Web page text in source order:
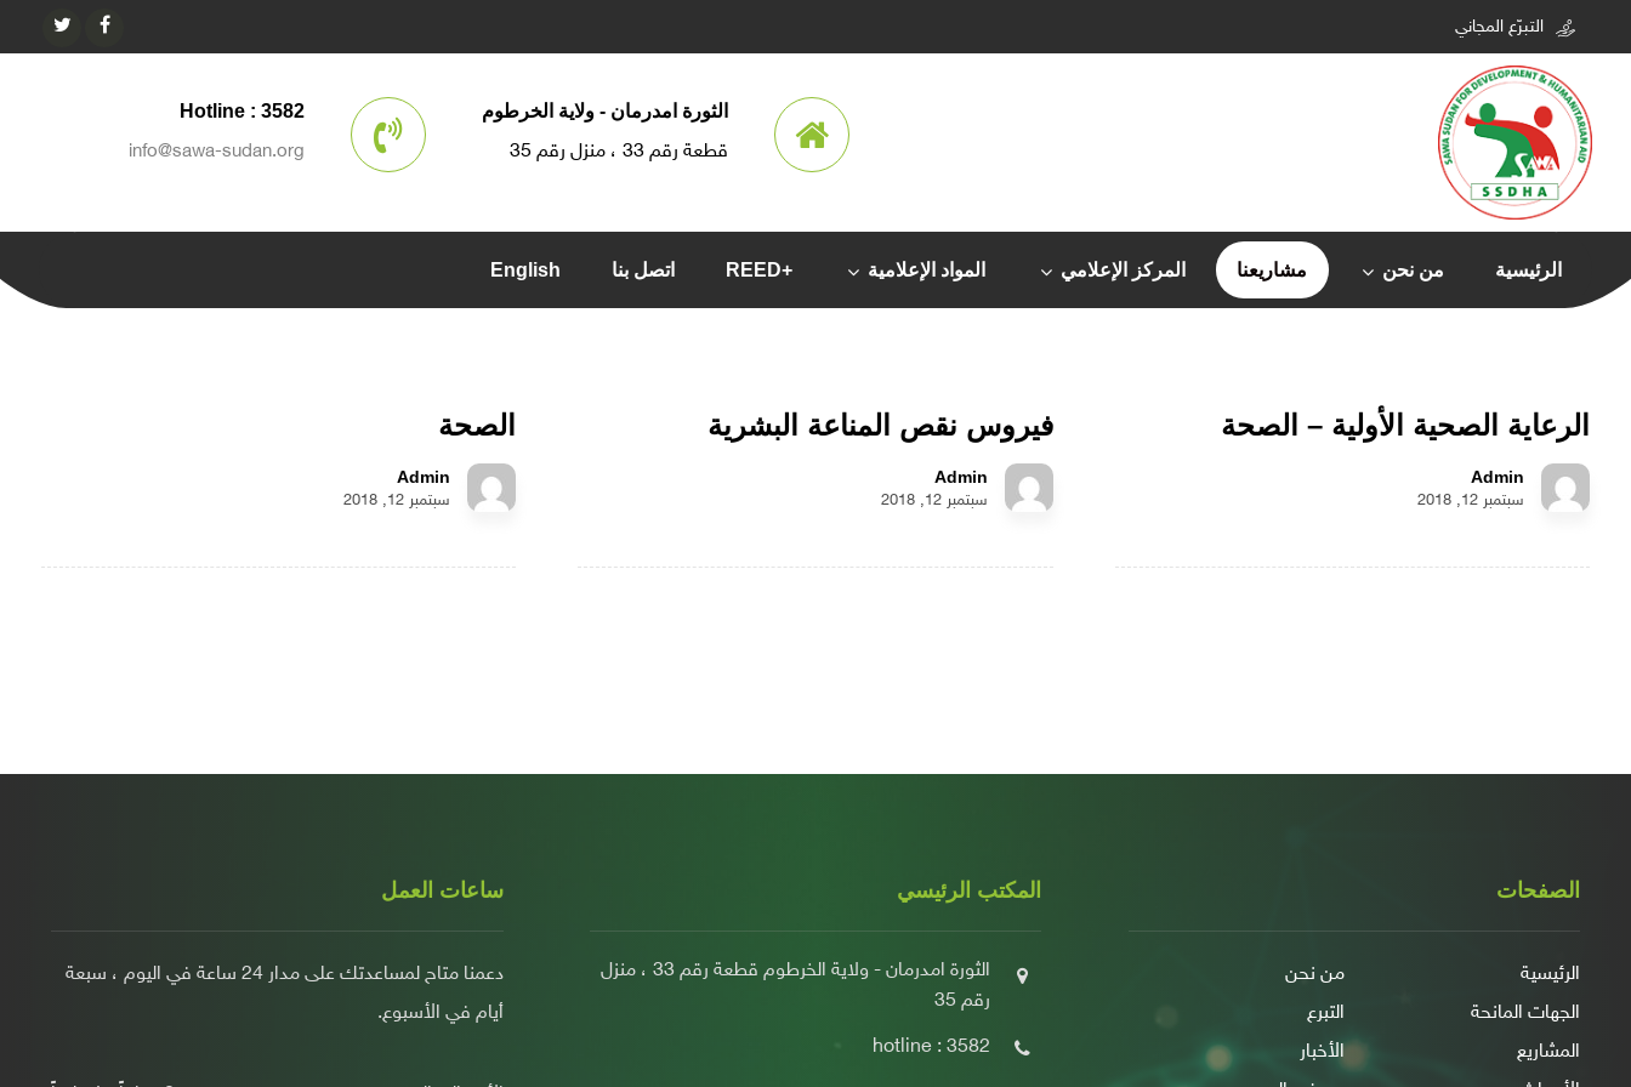
التبرّع المجاني
Hotline : 3582
info@sawa-sudan.org
الثورة امدرمان - ولاية الخرطوم
قطعة رقم 33 ، منزل رقم 35
الرئيسية من نحن مشاريعنا المركز الإعلامي المواد الإعلامية +REED اتصل بنا English
الرعاية الصحية الأولية – الصحة
Admin
سبتمبر 12, 2018
فيروس نقص المناعة البشرية
Admin
سبتمبر 12, 2018
الصحة
Admin
سبتمبر 12, 2018
الصفحات
الرئيسية
من نحن
الجهات المانحة
التبرع
المشاريع
الأخبار
المكتب الرئيسي
الثورة امدرمان - ولاية الخرطوم قطعة رقم 33 ، منزل
رقم 35
hotline : 3582
ساعات العمل
دعمنا متاح لمساعدتك على مدار 24 ساعة في اليوم ، سبعة
أيام في الأسبوع.